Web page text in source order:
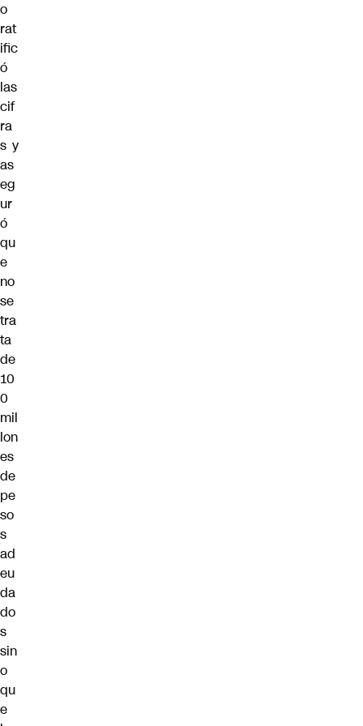
o
rat
ific
ó
las
cif
ra
s y
as
eg
ur
ó
qu
e
no
se
tra
ta
de
10
0
mil
lon
es
de
pe
so
s
ad
eu
da
do
s
sin
o
qu
e